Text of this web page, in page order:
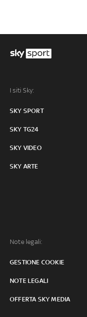
I siti Sky:
SKY SPORT
SKY TG24
SKY VIDEO
SKY ARTE
Note legali:
GESTIONE COOKIE
NOTE LEGALI
OFFERTA SKY MEDIA